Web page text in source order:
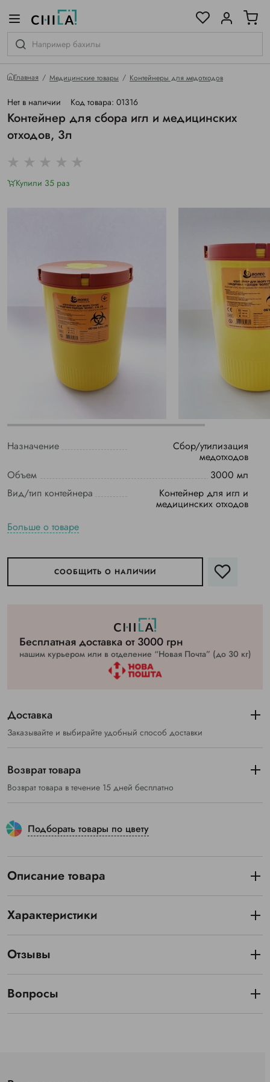
Главная Медицинские товары Контейнеры для медотходов
Нет в наличии Код товара: 01316
Контейнер для сбора игл и медицинских
отходов, 3л
Купили 35 раз
Назначение Сбор/утилизация
медотходов
Объем
3000 мл
Вид/тип контейнера
Контейнер для игл и
медицинских отходов
Больше о товаре
СООБЩИТЬ О НАЛИЧИИ
Бесплатная доставка от 3000 грн
нашим курьером или в отделение “Новая Почта” (до 30 кг)
Доставка
Заказывайте и выбирайте удобный способ доставки
Возврат товара
Возврат товара в течение 15 дней бесплатно
Подборать товары по цвету
Описание товара
Характеристики
Отзывы
Вопросы
гамме